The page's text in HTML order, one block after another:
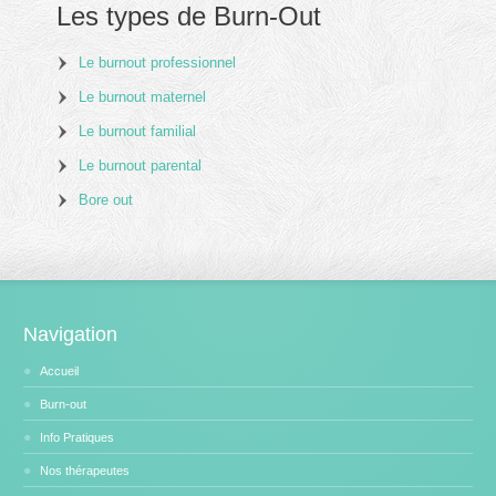
Les types de Burn-Out
Le burnout professionnel
Le burnout maternel
Le burnout familial
Le burnout parental
Bore out
Navigation
Accueil
Burn-out
Info Pratiques
Nos thérapeutes